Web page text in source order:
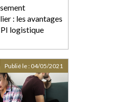
: les avantages
logistique
Publié le : 04/05/2021